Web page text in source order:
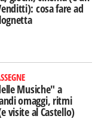
cosa fare ad
Musiche" a
omaggi, ritmi
visite al Castello)